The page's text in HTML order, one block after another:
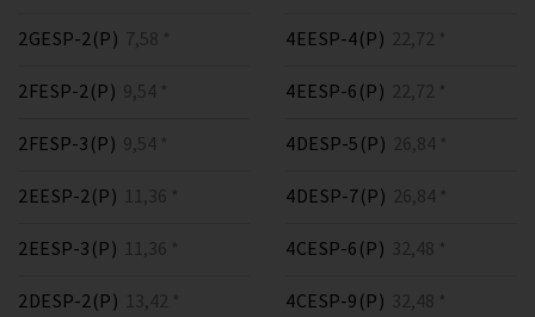
2GESP-2(P) 7,58 *
2FESP-2(P) 9,54 *
2FESP-3(P) 9,54 *
2EESP-2(P) 11,36 *
2EESP-3(P) 11,36 *
2DESP-2(P) 13,42 *
4EESP-4(P) 22,72 *
4EESP-6(P) 22,72 *
4DESP-5(P) 26,84 *
4DESP-7(P) 26,84 *
4CESP-6(P) 32,48 *
4CESP-9(P) 32,48 *